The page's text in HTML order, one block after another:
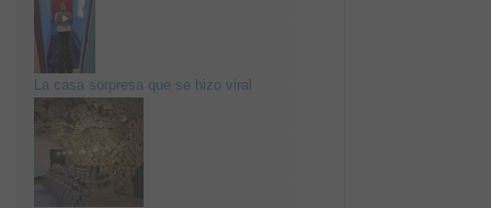
La casa sorpresa que se hizo viral